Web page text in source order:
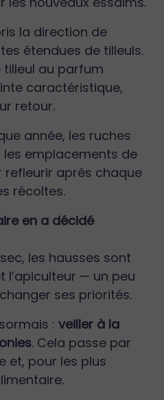
la direction de
étendues de tilleuls.
tilleul au parfum
caractéristique,
retour.
année, les ruches
emplacements de
refleurir après chaque
récoltes.
en a décidé
les hausses sont
l’apiculteur — un peu
ses priorités.
: veiller à la
. Cela passe par
et, pour les plus